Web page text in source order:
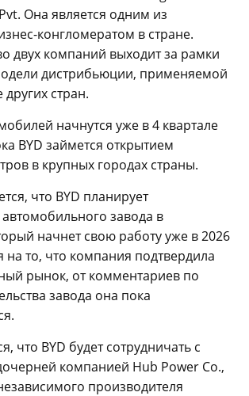
Она является одним из
конгломератом в стране.
двух компаний выходит за рамки
дистрибьюции, применяемой
стран.
начнутся уже в 4 квартале
BYD займется открытием
в крупных городах страны.
что BYD планирует
автомобильного завода в
начнет свою работу уже в 2026
на то, что компания подтвердила
рынок, от комментариев по
завода она пока
что BYD будет сотрудничать с
компанией Hub Power Co.,
производителя